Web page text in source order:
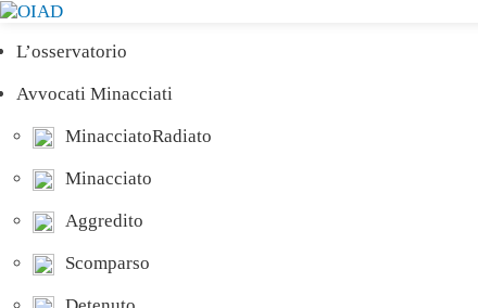
L’osservatorio
Avvocati Minacciati
MinacciatoRadiato
Minacciato
Aggredito
Scomparso